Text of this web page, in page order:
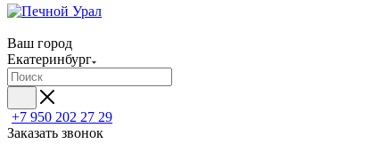
Ваш город
Екатеринбург
+7 950 202 27 29
Заказать звонок